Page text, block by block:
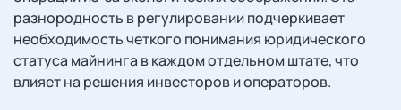
разнородность в регулировании подчеркивает
необходимость четкого понимания юридического
статуса майнинга в каждом отдельном штате, что
влияет на решения инвесторов и операторов.